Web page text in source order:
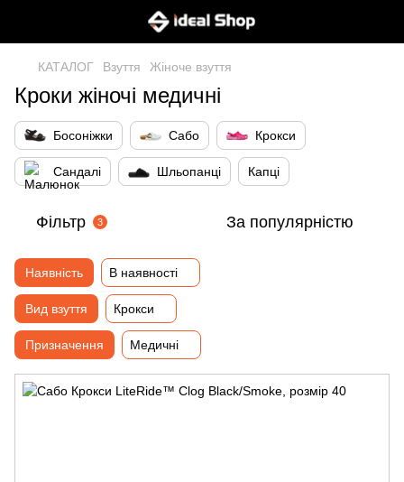
КАТАЛОГ Взуття Жіноче взуття
Кроки жіночі медичні
Босоніжки Сабо Крокси
Сандалі Шльопанці Капці
Фільтр 3 За популярністю
Наявність В наявності
Вид взуття Крокси
Призначення Медичні